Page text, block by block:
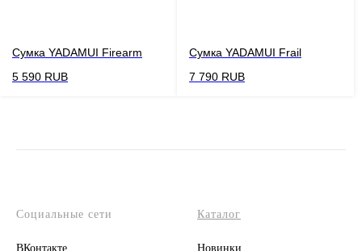
Сумка YADAMUI Firearm
5 590 RUB
Сумка YADAMUI Frail
7 790 RUB
Социальные сети
ВКонтакте
Каталог
Новинки